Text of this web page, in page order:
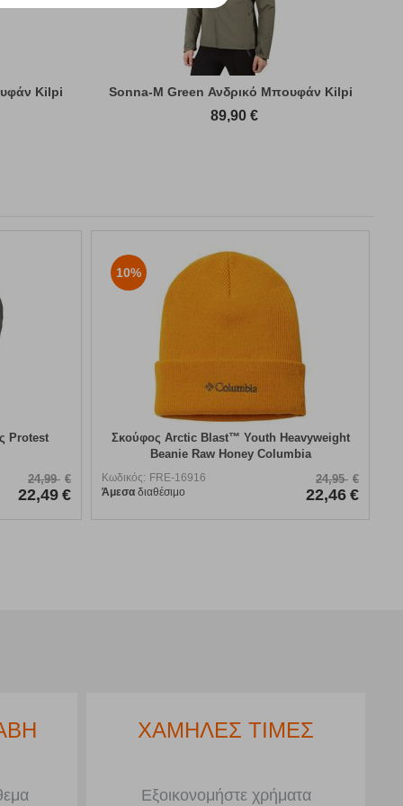
Kilpi Sonna-M Green Ανδρικό Μπουφάν Kilpi
89,90 €
Protest
24,99 €
22,49 €
10%
Σκούφος Arctic Blast™ Youth Heavyweight
Beanie Raw Honey Columbia
Κωδικός: FRE-16916
Άμεσα διαθέσιμο
24,95 €
22,46 €
ΧΑΜΗΛΕΣ ΤΙΜΕΣ
Εξοικονομήστε χρήματα